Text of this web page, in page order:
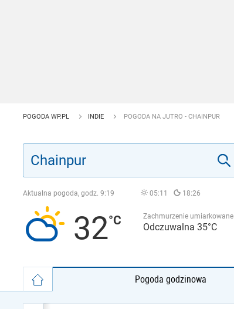
POGODA WP.PL INDIE POGODA NA JUTRO - CHAINPUR
Aktualna pogoda, godz. 9:19 05:11 18:26
32 Zachmurzenie umiarkowane
Odczuwalna 35°C
Pogoda godzinowa